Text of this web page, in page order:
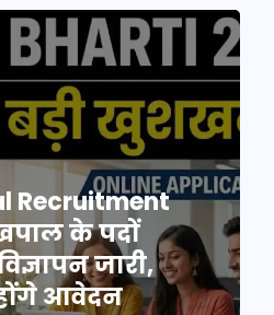
Recruitment
के पदों
जारी,
आवेदन